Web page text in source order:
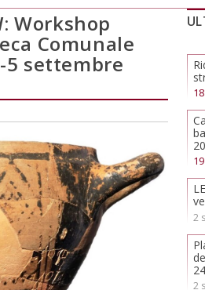
: Workshop
Comunale
settembre
Riduzioni di orario e chiusura estiva delle
Candidati idonei ammessi a colloquio per il
LETFIL: prossima sessione del test di
2
Placement Test di Linguistica e traduzione
2